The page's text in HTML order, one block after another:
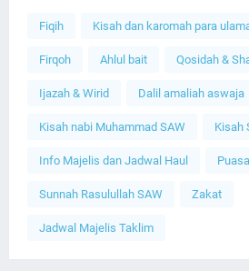
Fiqih Kisah dan karomah para
Firqoh Ahlul bait Qosidah &
Ijazah & Wirid Dalil amaliah aswaja
Kisah nabi Muhammad SAW Kisah
Info Majelis dan Jadwal Haul Puasa
Sunnah Rasulullah SAW Zakat
Jadwal Majelis Taklim